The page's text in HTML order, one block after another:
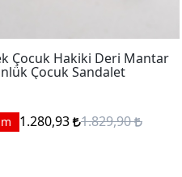
Çocuk Hakiki Deri Mantar
Çocuk Sandalet
1.280,93 1.829,90